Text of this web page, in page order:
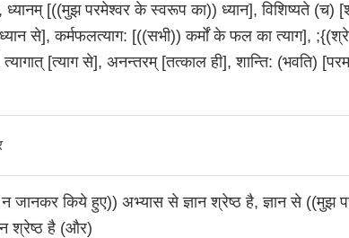
ध्यानम् [((मुझ परमेश्वर के स्वरूप का)) ध्यान], विशिष्यते (च)
से], कर्मफलत्याग: [((सभी)) कर्मों के फल का त्याग],
त्यागात् [त्याग से], अनन्तरम् [तत्काल ही], शान्ति: (भवति)
न जानकर किये हुए)) अभ्यास से ज्ञान श्रेष्ठ है, ज्ञान से ((मुझ
श्रेष्ठ है (और)